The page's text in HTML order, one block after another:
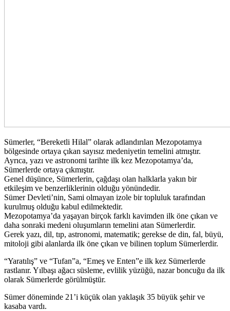
Sümerler, “Bereketli Hilal” olarak adlandırılan Mezopotamya
bölgesinde ortaya çıkan sayısız medeniyetin temelini atmıştır.
Ayrıca, yazı ve astronomi tarihte ilk kez Mezopotamya’da,
Sümerlerde ortaya çıkmıştır.
Genel düşünce, Sümerlerin, çağdaşı olan halklarla yakın bir
etkileşim ve benzerliklerinin olduğu yönündedir.
Sümer Devleti’nin, Sami olmayan izole bir topluluk tarafından
kurulmuş olduğu kabul edilmektedir.
Mezopotamya’da yaşayan birçok farklı kavimden ilk öne çıkan ve
daha sonraki medeni oluşumların temelini atan Sümerlerdir.
Gerek yazı, dil, tıp, astronomi, matematik; gerekse de din, fal, büyü,
mitoloji gibi alanlarda ilk öne çıkan ve bilinen toplum Sümerlerdir.
“Yaratılış” ve “Tufan”a, “Emeş ve Enten”e ilk kez Sümerlerde
rastlanır. Yılbaşı ağacı süsleme, evlilik yüzüğü, nazar boncuğu da ilk
olarak Sümerlerde görülmüştür.
Sümer döneminde 21’i küçük olan yaklaşık 35 büyük şehir ve
kasaba vardı.